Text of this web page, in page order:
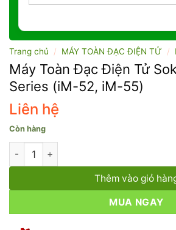
Trang chủ / MÁY TOÀN ĐẠC ĐIỆN TỬ /
Máy Toàn Đạc Điện Tử
Series (iM-52, iM-55)
Liên hệ
Còn hàng
Máy Toàn Đạc Điện Tử Sokkia iM-50
Thêm vào giỏ
MUA NGAY